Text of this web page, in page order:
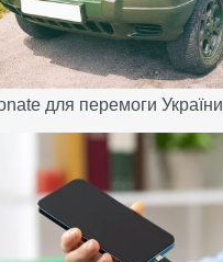
для перемоги України